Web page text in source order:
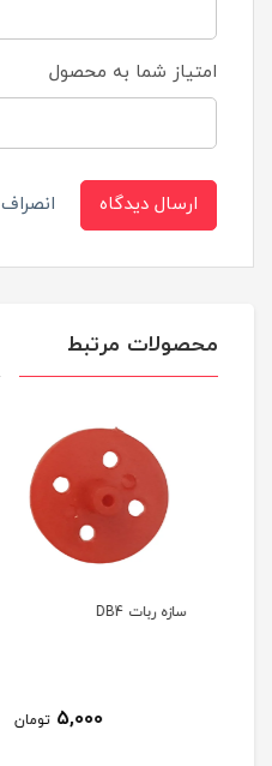
امتیاز شما به محصول
ارسال دیدگاه انصراف
محصولات مرتبط
سازه ربات DB4
5,000 تومان